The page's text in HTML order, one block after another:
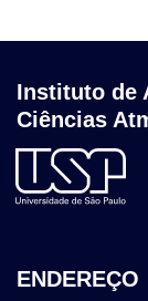
Instituto de
Ciências
ENDEREÇO